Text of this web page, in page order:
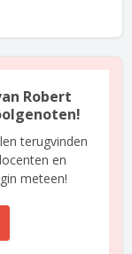
Robert
terugvinden
en
meteen!